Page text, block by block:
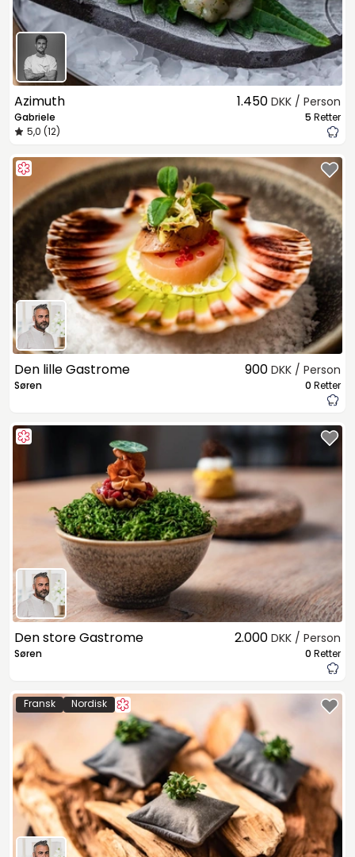
Azimuth
Gabriele
5,0 (12)
1.450 DKK / Person
5 Retter
Den lille Gastrome
Søren
900 DKK / Person
0 Retter
Den store Gastrome
Søren
2.000 DKK / Person
0 Retter
Fransk Nordisk